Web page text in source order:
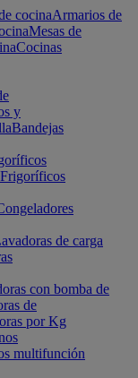
cocinaArmarios de
Mesas de
Cocinas
y
Bandejas
Frigoríficos
de carga
con bomba de
de
por Kg
multifunción